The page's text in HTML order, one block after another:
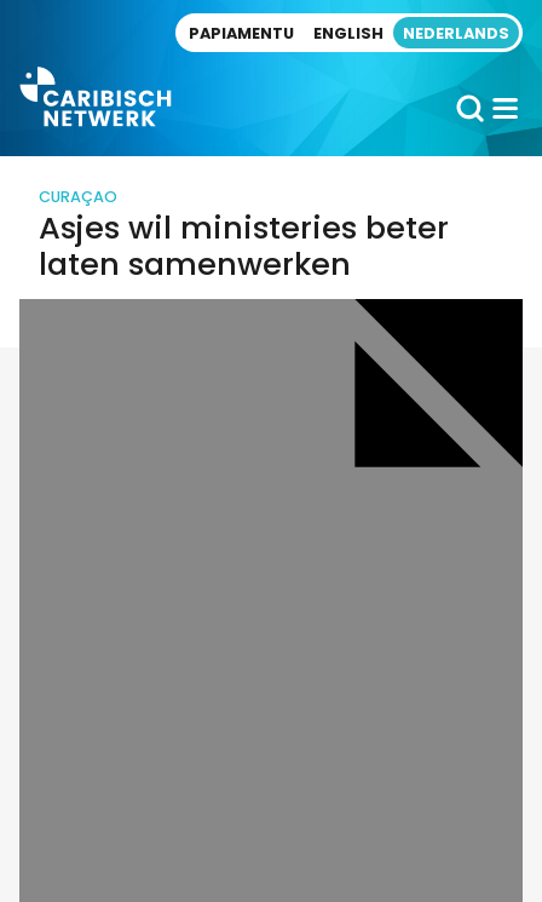
PAPIAMENTU ENGLISH NEDERLANDS
CURAÇAO
Asjes wil ministeries beter
laten samenwerken